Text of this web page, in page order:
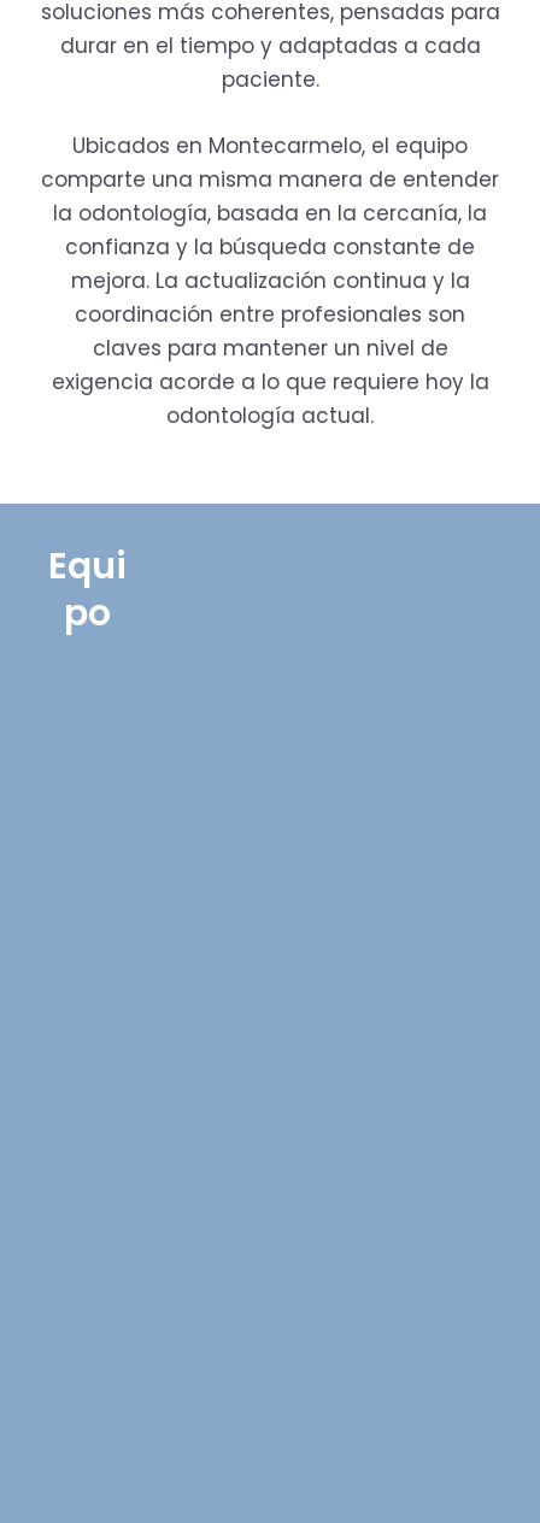
soluciones más coherentes, pensadas para
durar en el tiempo y adaptadas a cada
paciente.
Ubicados en Montecarmelo, el equipo
comparte una misma manera de entender
la odontología, basada en la cercanía, la
confianza y la búsqueda constante de
mejora. La actualización continua y la
coordinación entre profesionales son
claves para mantener un nivel de
exigencia acorde a lo que requiere hoy la
odontología actual.
Equi
po